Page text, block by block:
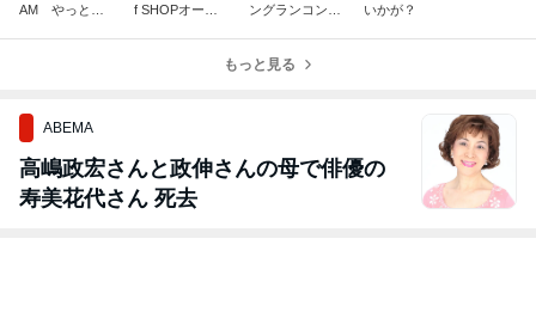
AM やっと正
f SHOPオープ
ングランコンペ
ク開催決定！
いかが？
もっと見る
ABEMA
高嶋政宏さんと政伸さんの母で俳優の
寿美花代さん 死去